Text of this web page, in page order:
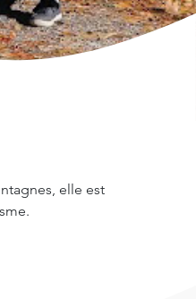
elle est